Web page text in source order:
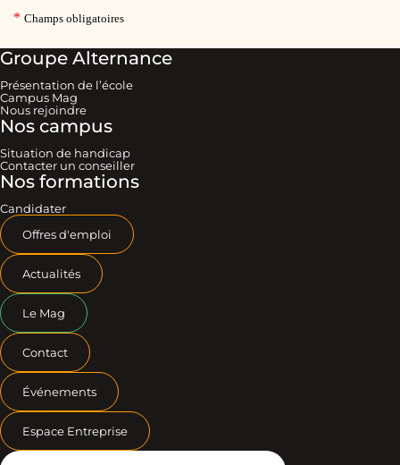
Groupe Alternance
Présentation de l’école
Campus Mag
Nous rejoindre
Nos campus
Situation de handicap
Contacter un conseiller
Nos formations
Candidater
Offres d'emploi
Actualités
Le Mag
Contact
Événements
Espace Entreprise